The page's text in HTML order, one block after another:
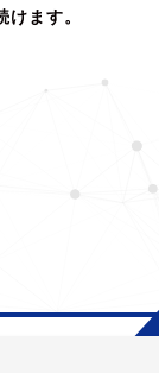
ます。